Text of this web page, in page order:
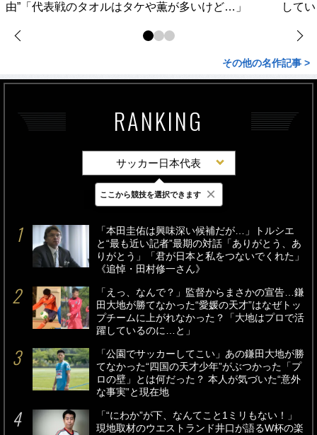
由”「代表戦のタオルはタケや薫が多いけど…」
して
その他の名作記事 >
RANKING
サッカー日本代表
最新 24時間 週間
「本田圭佑は興味深い候補だが…」トルシエ
と“最も近い記者”最期の対話「ありがとう、あ
りがとう」「君が日本と私をつないでくれた」
《追悼・田村修一さん》
「えっ、なんで？」監督からまさかの宣告…鎌
田大地が勝てなかった“愛媛の天才”はなぜトッ
プチームに上がれなかった？「大地はプロで活
躍しているのに…と」
「公園でサッカーしてこい」あの鎌田大地が勝
てなかった“四国の天才少年”がぶつかった「プ
ロの壁」とは何だった？ 本人が気づいた“意外
な事実”と現在地
「“にわか”が下、なんてこと1ミリもない！」
現地取材のウエストランド井口が語るW杯の楽
ここから競技を選択できます ×